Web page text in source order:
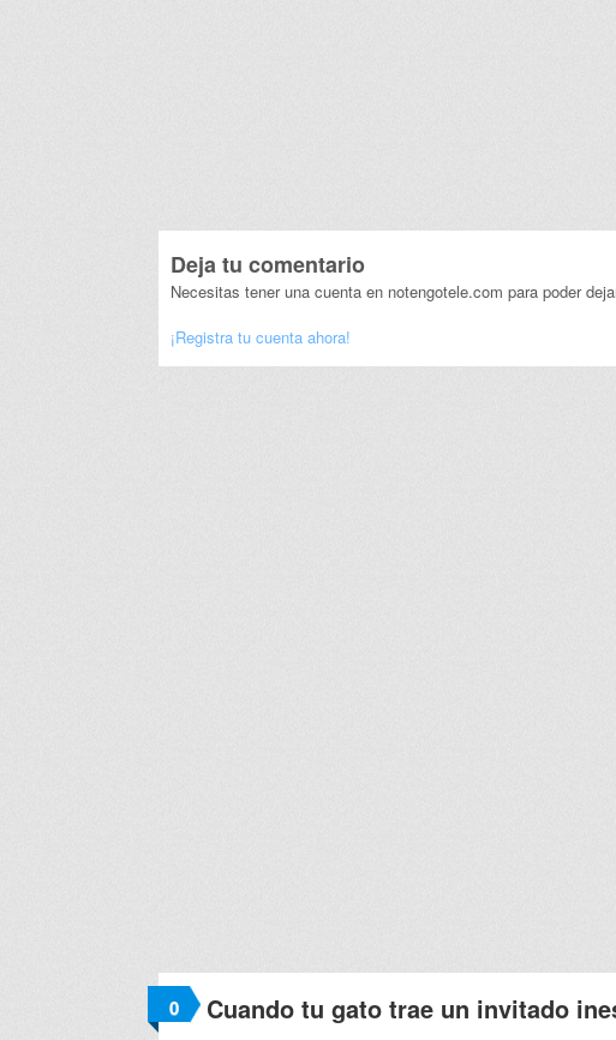
Deja tu comentario
Necesitas tener una cuenta en notengotele.com para poder
¡Registra tu cuenta ahora!
0 Cuando tu gato trae un invitado